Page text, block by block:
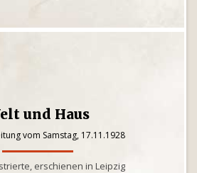
und Haus
vom Samstag, 17.11.1928
erschienen in Leipzig